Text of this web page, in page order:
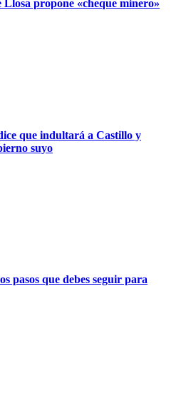
propone «cheque minero»
que indultará a Castillo y
suyo
pasos que debes seguir para